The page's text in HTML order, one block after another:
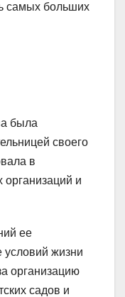
самых больших
была
своего
в
организаций и
ее
условий жизни
организацию
садов и